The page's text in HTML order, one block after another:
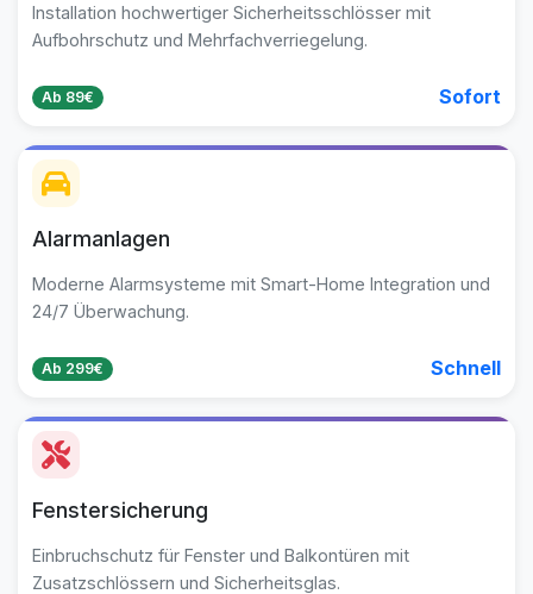
Installation hochwertiger Sicherheitsschlösser mit
Aufbohrschutz und Mehrfachverriegelung.
Ab 89€ Sofort
Alarmanlagen
Moderne Alarmsysteme mit Smart-Home Integration und
24/7 Überwachung.
Ab 299€ Schnell
Fenstersicherung
Einbruchschutz für Fenster und Balkontüren mit
Zusatzschlössern und Sicherheitsglas.